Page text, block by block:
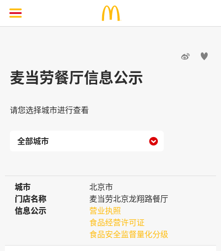
 
麦当劳餐厅信息公示
请您选择城市进行查看

城市
城市
北京市
门店名称
门店名称
麦当劳北京龙翔路餐厅
信息公示
信息公示
营业执照
食品经营许可证
食品安全监督量化分级